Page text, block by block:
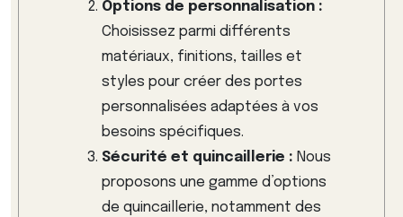
Options de personnalisation :
Choisissez parmi différents
matériaux, finitions, tailles et
styles pour créer des portes
personnalisées adaptées à vos
besoins spécifiques.
Sécurité et quincaillerie : Nous
proposons une gamme d’options
de quincaillerie, notamment des